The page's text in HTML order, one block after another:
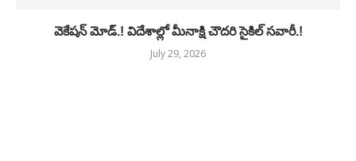
వెకేషన్ మోడ్.! విదేశాల్లో మీనాక్షి చౌదరి సైకిల్ సవారీ.!
July 29, 2026